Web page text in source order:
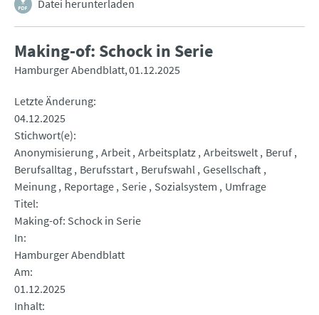
Datei herunterladen
Making-of: Schock in Serie
Hamburger Abendblatt 01.12.2025
Letzte Änderung
04.12.2025
Stichwort(e)
Anonymisierung Arbeit Arbeitsplatz Arbeitswelt Beruf
Berufsalltag Berufsstart Berufswahl Gesellschaft
Meinung Reportage Serie Sozialsystem
Umfrage
Titel
Making-of: Schock in Serie
In
Hamburger Abendblatt
Am
01.12.2025
Inhalt